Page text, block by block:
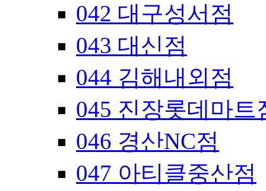
042 대구성서점
043 대신점
044 김해내외점
045 진장롯데마트
046 경산NC점
047 아티클중산점